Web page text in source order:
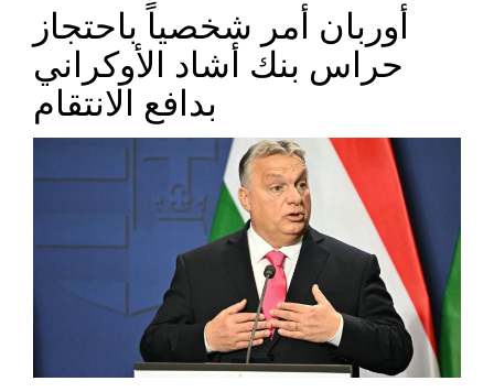
أوربان أمر شخصياً باحتجاز
حراس بنك أشاد الأوكراني
بدافع الانتقام